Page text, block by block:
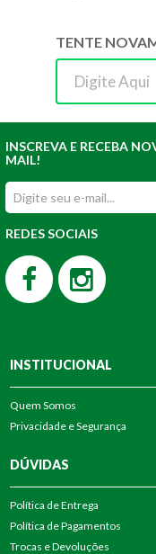
TENTE
INSCREVA E RECEBA
MAIL!
REDES SOCIAIS
INSTITUCIONAL
Quem Somos
Privacidade e Segurança
DÚVIDAS
Política de Entrega
Política de Pagamentos
Trocas e Devoluções